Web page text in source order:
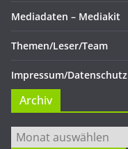
Mediadaten – Mediakit
Themen/Leser/Team
Impressum/Datenschutz
Archiv
Archiv